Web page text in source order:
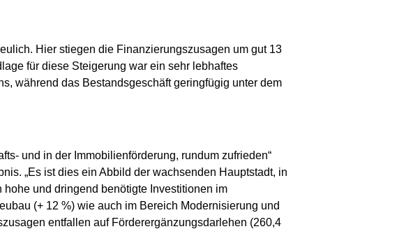
Hier stiegen die Finanzierungszusagen um gut 13
für diese Steigerung war ein sehr lebhaftes
während das Bestandsgeschäft geringfügig unter dem
und in der Immobilienförderung, rundum zufrieden“
„Es ist dies ein Abbild der wachsenden Hauptstadt, in
und dringend benötigte Investitionen im
(+ 12 %) wie auch im Bereich Modernisierung und
entfallen auf Förderergänzungsdarlehen (260,4